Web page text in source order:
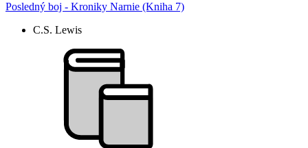
Posledný boj - Kroniky Narnie (Kniha 7)
C.S. Lewis